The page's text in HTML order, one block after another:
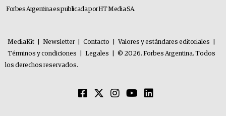
Forbes Argentina es publicada por HT Media SA.
MediaKit Newsletter Contacto Valores y estándares editoriales
Términos y condiciones
Legales
© 2026. Forbes Argentina. Todos
los derechos reservados.